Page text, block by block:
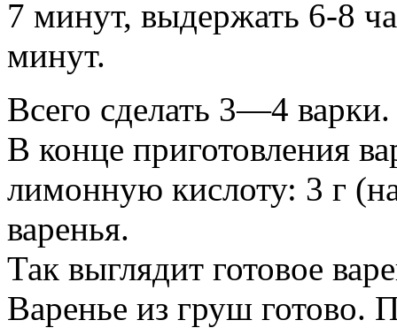
7 минут, выдержать 6-8
минут.
Всего сделать 3—4 варки.
В конце приготовления
лимонную кислоту: 3 г
варенья.
Так выглядит готовое
Варенье из груш готово.